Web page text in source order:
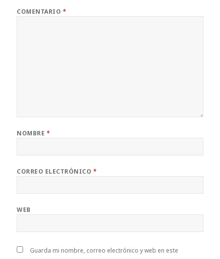
COMENTARIO *
NOMBRE *
CORREO ELECTRÓNICO *
WEB
Guarda mi nombre, correo electrónico y web en este